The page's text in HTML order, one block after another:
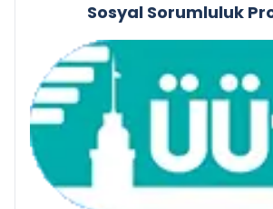
Sosyal Sorumluluk